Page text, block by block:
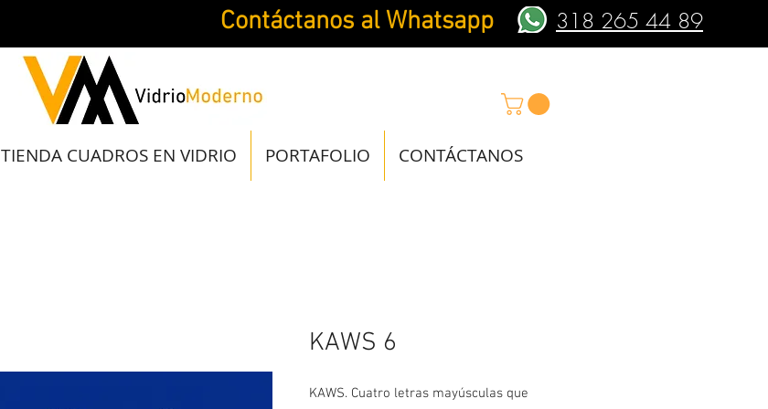
Contáctanos al Whatsapp 318 265 44 89
TIENDA CUADROS EN VIDRIO PORTAFOLIO CONTÁCTANOS
KAWS 6
KAWS. Cuatro letras mayúsculas que